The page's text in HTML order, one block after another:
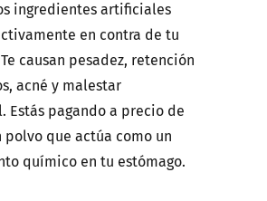
ingredientes artificiales
en contra de tu
causan pesadez, retención
acné y malestar
Estás pagando a precio de
polvo que actúa como un
químico en tu estómago.